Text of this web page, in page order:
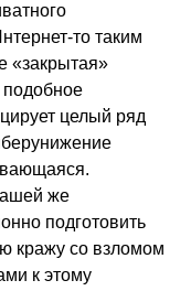
то таким
«закрытая»
подобное
целый ряд
же
подготовить
кражу со взломом
к этому